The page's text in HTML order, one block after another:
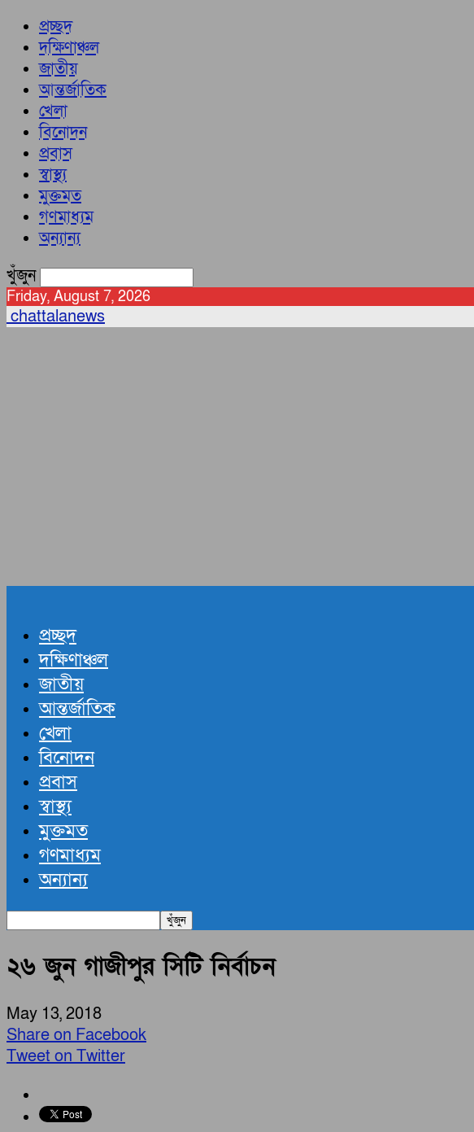
প্রচ্ছদ
দক্ষিণাঞ্চল
জাতীয়
আন্তর্জাতিক
খেলা
বিনোদন
প্রবাস
স্বাস্থ্য
মুক্তমত
গণমাধ্যম
অন্যান্য
খুঁজুন
Friday, August 7, 2026
chattalanews
প্রচ্ছদ
দক্ষিণাঞ্চল
জাতীয়
আন্তর্জাতিক
খেলা
বিনোদন
প্রবাস
স্বাস্থ্য
মুক্তমত
গণমাধ্যম
অন্যান্য
২৬ জুন গাজীপুর সিটি নির্বাচন
May 13, 2018
Share on Facebook
Tweet on Twitter